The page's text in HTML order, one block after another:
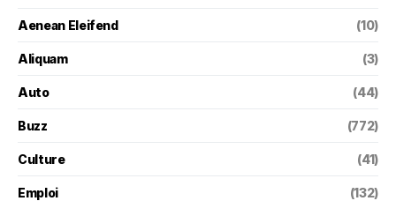
Aenean Eleifend (10)
Aliquam (3)
Auto (44)
Buzz (772)
Culture (41)
Emploi (132)